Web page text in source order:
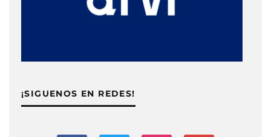
¡SIGUENOS EN REDES!